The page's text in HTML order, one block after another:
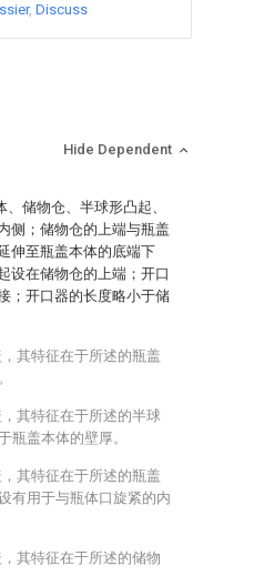
Discuss
Hide Dependent
储物仓、半球形凸起、
侧；储物仓的上端与瓶盖
伸至瓶盖本体的底端下
设在储物仓的上端；开口
；开口器的长度略小于储
其特征在于所述的瓶盖
其特征在于所述的半球
瓶盖本体的壁厚。
其特征在于所述的瓶盖
有用于与瓶体口旋紧的内
其特征在于所述的储物